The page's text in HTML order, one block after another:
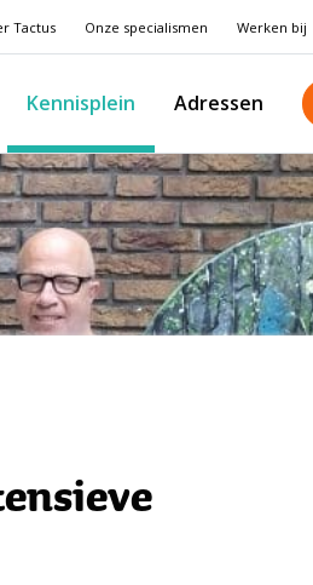
Tactus Onze specialismen Werken bij
Kennisplein Adressen